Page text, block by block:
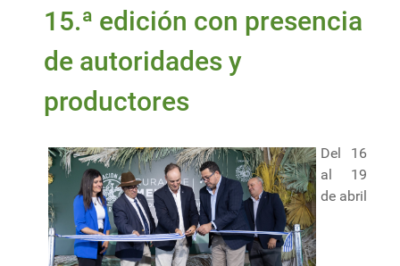
15.ª edición con presencia
de autoridades y
productores
Del 16
al 19
de abril